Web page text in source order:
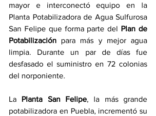
mayor e interconectó equipo en la
Planta Potabilizadora de Agua Sulfurosa
San Felipe que forma parte del Plan de
Potabilización para más y mejor agua
limpia. Durante un par de días fue
desfasado el suministro en 72 colonias
del norponiente.
La Planta San Felipe, la más grande
potabilizadora en Puebla, incrementó su